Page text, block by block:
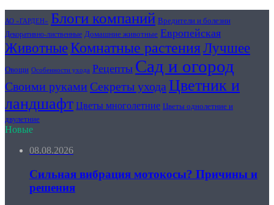
АО «ГАРДЕН» Блоги компаний Вредители и болезни
Декоративно-лиственные Домашние животные Европейская
ЖивотныеКомнатные растенияЛучшее
Овощи Особенности ухода Рецепты Сад и огород
Своими руками Секреты ухода Цветник и
ландшафт Цветы многолетние Цветы однолетние и
двулетние
Новые
08.08.2026
Сильная вибрация мотокосы? Причины и
решения